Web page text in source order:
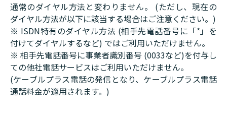
通常のダイヤル方法と変わりません。 (ただし、現在の
ダイヤル方法が以下に該当する場合はご注意ください。)
※ ISDN特有のダイヤル方法 (相手先電話番号に「*」を
付けてダイヤルするなど) ではご利用いただけません。
※ 相手先電話番号に事業者識別番号 (0033など)を付与し
ての他社電話サービスはご利用いただけません。
(ケーブルプラス電話の発信となり、ケーブルプラス電話
通話料金が適用されます。)